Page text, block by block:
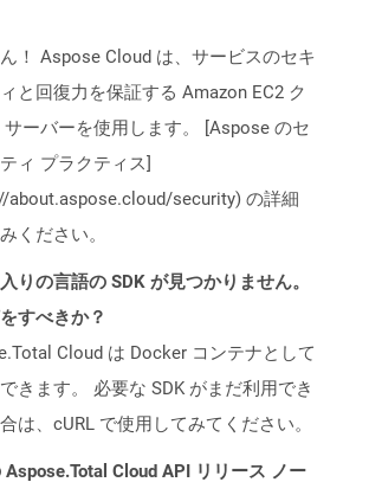
！ Aspose Cloud は、サービスのセキ
と回復力を保証する Amazon EC2 ク
サーバーを使用します。 [Aspose のセ
ィ プラクティス]
about.aspose.cloud/security) の詳細
ください。
りの言語の SDK が見つかりません。
すべきか？
Cloud は Docker コンテナとして
きます。 必要な SDK がまだ利用でき
は、cURL で使用してみてください。
Aspose.Total Cloud API リリース ノー